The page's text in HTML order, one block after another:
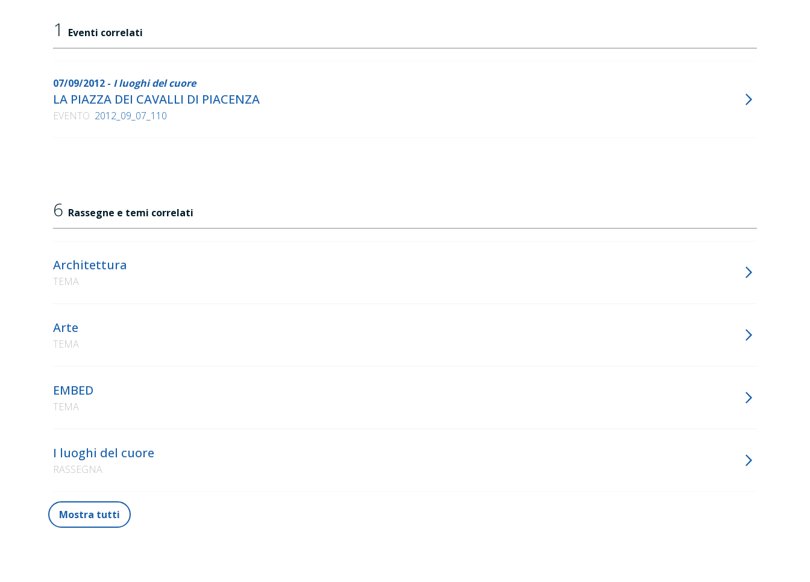
1 Eventi correlati
07/09/2012 - I luoghi del cuore
LA PIAZZA DEI CAVALLI DI PIACENZA
EVENTO 2012_09_07_110
6 Rassegne e temi correlati
Architettura
TEMA
Arte
TEMA
EMBED
TEMA
I luoghi del cuore
RASSEGNA
Mostra tutti